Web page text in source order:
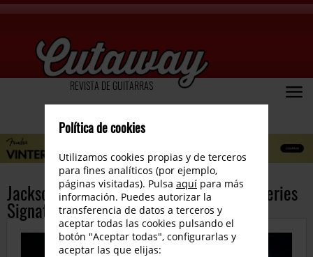
REVISTA DE GUITARRAS
Jackson y Jeff Loomis presentan la Pro Series
Signature Jeff Loomis Soloist SL7
Política de cookies
Utilizamos cookies propias y de terceros
para fines analíticos (por ejemplo,
páginas visitadas). Pulsa aquí para más
información. Puedes autorizar la
transferencia de datos a terceros y
aceptar todas las cookies pulsando el
botón "Aceptar todas", configurarlas y
aceptar las que elijas: